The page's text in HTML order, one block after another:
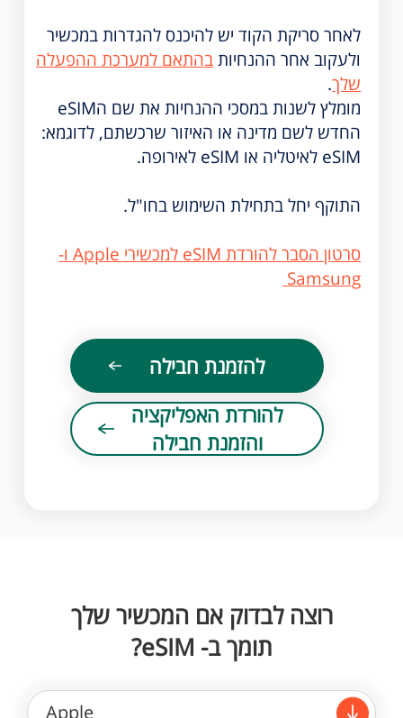
לאחר סריקת הקוד יש להיכנס להגדרות במכשיר
ולעקוב אחר ההנחיותבהתאם למערכת ההפעלה
שלך.
מומלץ לשנות במסכי ההנחיות את שם הeSIM
החדש לשם מדינה או האיזור שרכשתם, לדוגמא:
eSIM לאיטליה או eSIM לאירופה.
התוקף יחל בתחילת השימוש בחו"ל.
סרטון הסבר להורדת eSIM למכשירי Apple ו-
Samsung
להזמנת חבילה
להורדת האפליקציה
והזמנת חבילה
רוצה לבדוק אם המכשיר שלך
תומך ב- eSIM?
Apple